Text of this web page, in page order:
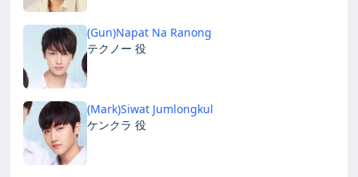
(Gun)Napat Na Ranong
テクノー 役
(Mark)Siwat Jumlongkul
ケンクラ 役